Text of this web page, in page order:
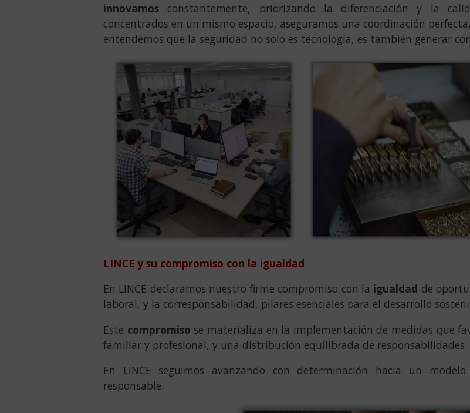
innovamos constantemente, priorizando la diferenciación y la
concentrados en un mismo espacio, aseguramos una coordinación
entendemos que la seguridad no solo es tecnología, es también generar
LINCE y su compromiso con la igualdad
En LINCE declaramos nuestro firme compromiso con la igualdad de
laboral, y la corresponsabilidad, pilares esenciales para el desarrollo
Este compromiso se materializa en la implementación de medidas que
familiar y profesional, y una distribución equilibrada de responsabilidades.
En
LINCE seguimos avanzando con determinación hacia un
responsable.